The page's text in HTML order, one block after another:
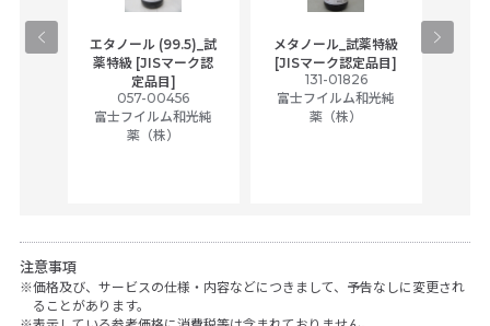
エタノール (99.5)_試
薬特級 [JISマーク認
定品目]
057-00456
富士フイルム和光純
薬（株）
メタノール_試薬特級
[JISマーク認定品目]
131-01826
富士フイルム和光純
薬（株）
注意事項
価格及び、サービスの仕様・内容などにつきまして、予告なしに変更され
ることがあります。